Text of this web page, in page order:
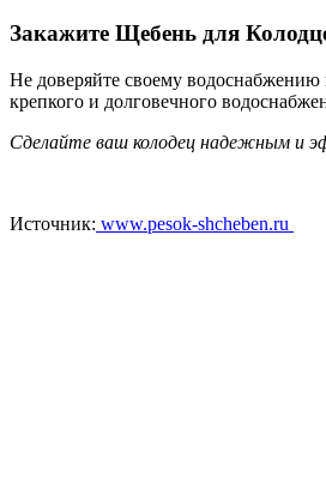
Закажите Щебень для
Не доверяйте своему
крепкого и долговечного
Сделайте ваш колодец надежным и
Источник: www.pesok-shcheben.ru